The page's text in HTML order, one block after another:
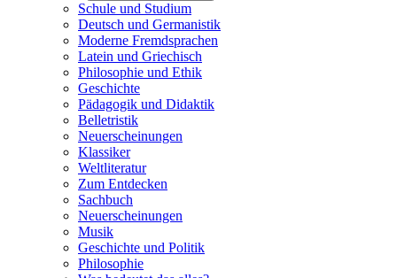
Schule und Studium
Deutsch und Germanistik
Moderne Fremdsprachen
Latein und Griechisch
Philosophie und Ethik
Geschichte
Pädagogik und Didaktik
Belletristik
Neuerscheinungen
Klassiker
Weltliteratur
Zum Entdecken
Sachbuch
Neuerscheinungen
Musik
Geschichte und Politik
Philosophie